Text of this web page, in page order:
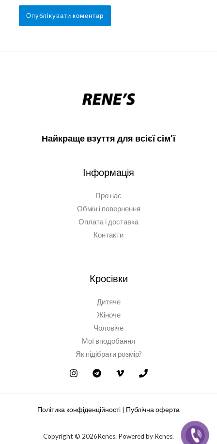
Найкраще взуття для всієї сім'ї
Інформація
Про нас
Обмін і повернення
Оплата і доставка
Контакти
Кросівки
Дитяче
Жіноче
Чоловіче
Мої вподобання
Як підібрати розмір?
Політика конфіденційності Публічна оферта
Copyright © 2026Renes. Powered by Renes.